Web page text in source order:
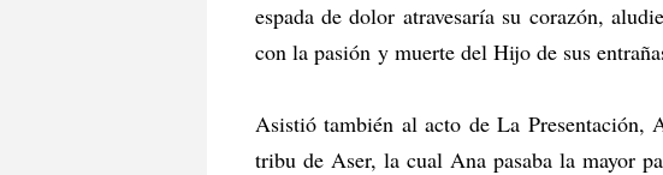
espada de dolor atravesaría su corazón,
con la pasión y muerte del Hijo de sus
Asistió también al acto de La Presentación,
tribu de Aser, la cual Ana pasaba la mayor